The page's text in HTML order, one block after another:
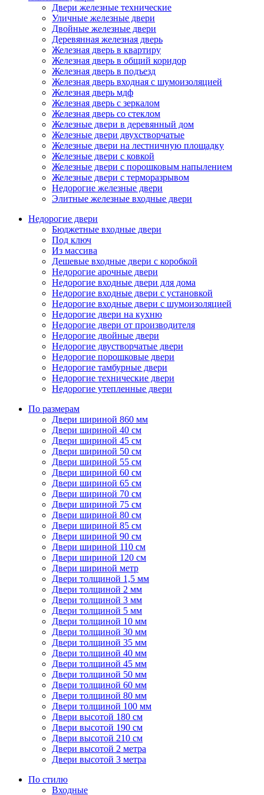
Двери железные технические
Уличные железные двери
Двойные железные двери
Деревянная железная дверь
Железная дверь в квартиру
Железная дверь в общий коридор
Железная дверь в подъезд
Железная дверь входная с шумоизоляцией
Железная дверь мдф
Железная дверь с зеркалом
Железная дверь со стеклом
Железные двери в деревянный дом
Железные двери двухстворчатые
Железные двери на лестничную площадку
Железные двери с ковкой
Железные двери с порошковым напылением
Железные двери с терморазрывом
Недорогие железные двери
Элитные железные входные двери
Недорогие двери
Бюджетные входные двери
Под ключ
Из массива
Дешевые входные двери с коробкой
Недорогие арочные двери
Недорогие входные двери для дома
Недорогие входные двери с установкой
Недорогие входные двери с шумоизоляцией
Недорогие двери на кухню
Недорогие двери от производителя
Недорогие двойные двери
Недорогие двустворчатые двери
Недорогие порошковые двери
Недорогие тамбурные двери
Недорогие технические двери
Недорогие утепленные двери
По размерам
Двери шириной 860 мм
Двери шириной 40 см
Двери шириной 45 см
Двери шириной 50 см
Двери шириной 55 см
Двери шириной 60 см
Двери шириной 65 см
Двери шириной 70 см
Двери шириной 75 см
Двери шириной 80 см
Двери шириной 85 см
Двери шириной 90 см
Двери шириной 110 см
Двери шириной 120 см
Двери шириной метр
Двери толщиной 1,5 мм
Двери толщиной 2 мм
Двери толщиной 3 мм
Двери толщиной 5 мм
Двери толщиной 10 мм
Двери толщиной 30 мм
Двери толщиной 35 мм
Двери толщиной 40 мм
Двери толщиной 45 мм
Двери толщиной 50 мм
Двери толщиной 60 мм
Двери толщиной 80 мм
Двери толщиной 100 мм
Двери высотой 180 см
Двери высотой 190 см
Двери высотой 210 см
Двери высотой 2 метра
Двери высотой 3 метра
По стилю
Входные